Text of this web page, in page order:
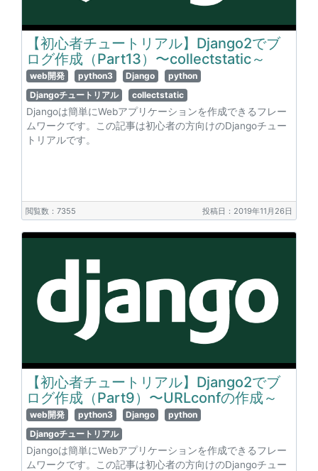
【初心者チュートリアル】Django2でブ
ログ作成（Part13）〜collectstatic～
web開発 python3 Django
python
Djangoチュートリアル
collectstatic
Djangoは簡単にWebアプリケーションを作成できるフレー
ムワークです。この記事は初心者の方向けのDjangoチュー
トリアルです。
閲覧数：7355 投稿日：2019年11月26日
【初心者チュートリアル】Django2でブ
ログ作成（Part9）〜URLconfの作成～
web開発 python3 Django
python
Djangoチュートリアル
Djangoは簡単にWebアプリケーションを作成できるフレー
ムワークです。この記事は初心者の方向けのDjangoチュー